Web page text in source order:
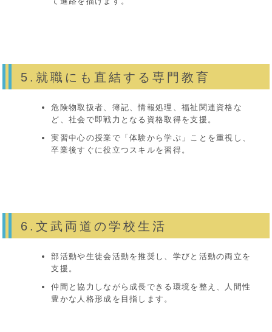
5.就職にも直結する専門教育
危険物取扱者、簿記、情報処理、福祉関連資格な
ど、社会で即戦力となる資格取得を支援。
実習中心の授業で「体験から学ぶ」ことを重視し、
卒業後すぐに役立つスキルを習得。
6.文武両道の学校生活
部活動や生徒会活動を推奨し、学びと活動の両立を
支援。
仲間と協力しながら成長できる環境を整え、人間性
豊かな人格形成を目指します。